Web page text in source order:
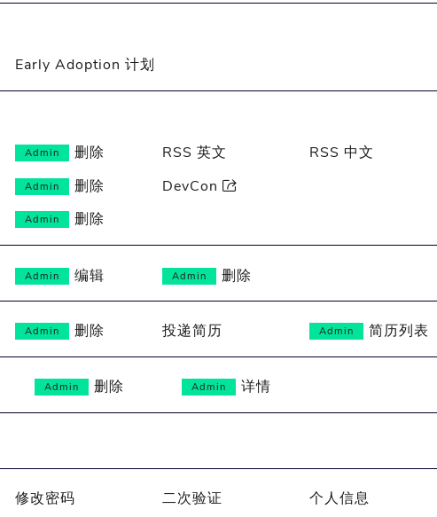
Early Adoption 计划
Admin 删除 RSS 英文
RSS 中文
Admin 删除 DevCon 
Admin 删除
Admin 编辑 Admin 删除
Admin 删除 投递简历 Admin 简历列表
Admin 删除 Admin 详情
修改密码 二次验证
个人信息